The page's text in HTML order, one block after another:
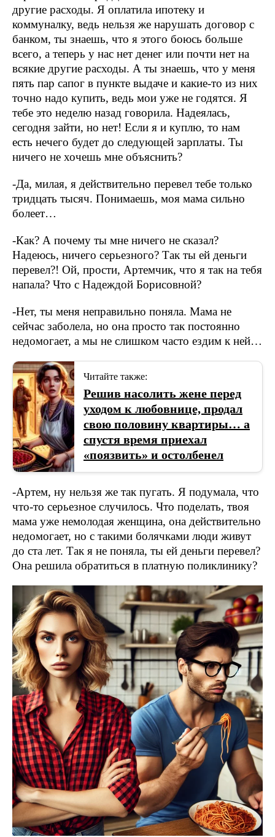
другие расходы. Я оплатила ипотеку и
коммуналку, ведь нельзя же нарушать договор с
банком, ты знаешь, что я этого боюсь больше
всего, а теперь у нас нет денег или почти нет на
всякие другие расходы. А ты знаешь, что у меня
пять пар сапог в пункте выдаче и какие-то из них
точно надо купить, ведь мои уже не годятся. Я
тебе это неделю назад говорила. Надеялась,
сегодня зайти, но нет! Если я и куплю, то нам
есть нечего будет до следующей зарплаты. Ты
ничего не хочешь мне объяснить?
-Да, милая, я действительно перевел тебе только
тридцать тысяч. Понимаешь, моя мама сильно
болеет…
-Как? А почему ты мне ничего не сказал?
Надеюсь, ничего серьезного? Так ты ей деньги
перевел?! Ой, прости, Артемчик, что я так на тебя
напала? Что с Надеждой Борисовной?
-Нет, ты меня неправильно поняла. Мама не
сейчас заболела, но она просто так постоянно
недомогает, а мы не слишком часто ездим к ней…
Читайте также:
Решив насолить жене перед
уходом к любовнице, продал
свою половину квартиры… а
спустя время приехал
«поязвить» и остолбенел
-Артем, ну нельзя же так пугать. Я подумала, что
что-то серьезное случилось. Что поделать, твоя
мама уже немолодая женщина, она действительно
недомогает, но с такими болячками люди живут
до ста лет. Так я не поняла, ты ей деньги перевел?
Она решила обратиться в платную поликлинику?